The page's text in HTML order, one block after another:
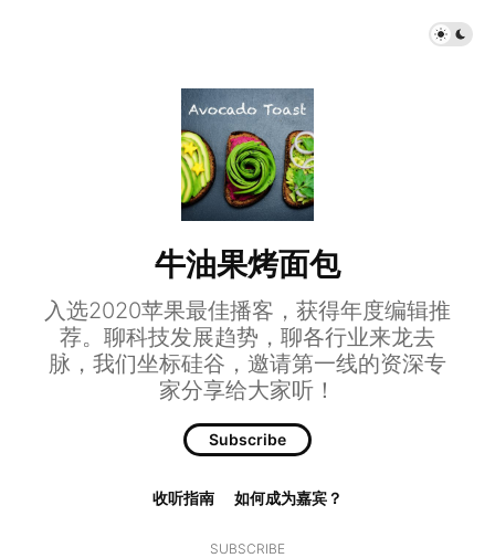
牛油果烤面包
入选2020苹果最佳播客，获得年度编辑推
荐。聊科技发展趋势，聊各行业来龙去
脉，我们坐标硅谷，邀请第一线的资深专
家分享给大家听！
Subscribe
收听指南 如何成为嘉宾？
SUBSCRIBE